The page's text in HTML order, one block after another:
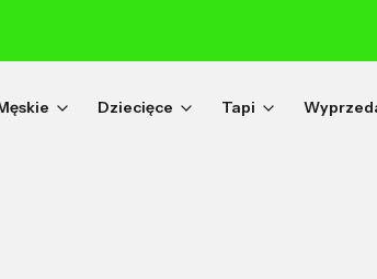
Dziecięce Tapi